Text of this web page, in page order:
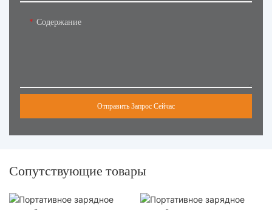
Содержание
Отправить Запрос Сейчас
Сопутствующие товары